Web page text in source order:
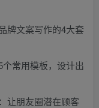
牌文案写作的4大套
个常用模板，设计出
让朋友圈潜在顾客